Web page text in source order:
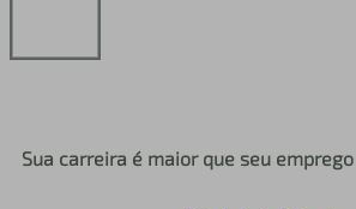
Sua carreira é maior que seu emprego